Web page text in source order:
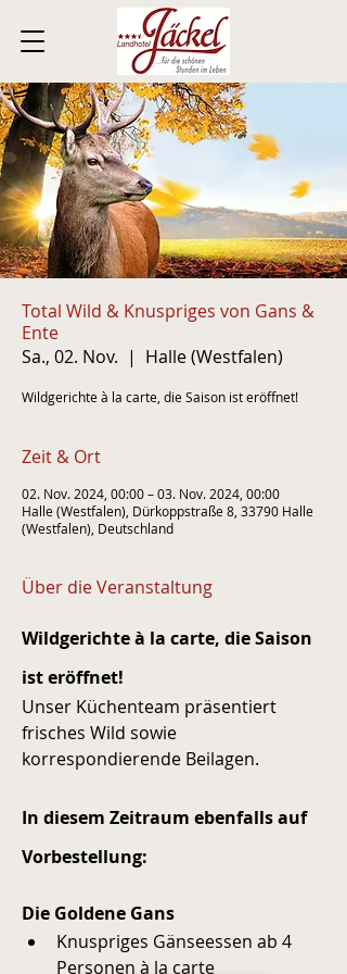
Total Wild & Knuspriges von Gans &
Ente
Sa., 02. Nov.
  |
Halle (Westfalen)
Wildgerichte à la carte, die Saison ist eröffnet!
Zeit & Ort
02. Nov. 2024, 00:00 – 03. Nov. 2024, 00:00
Halle (Westfalen), Dürkoppstraße 8, 33790 Halle
(Westfalen), Deutschland
Über die Veranstaltung
Wildgerichte à la carte, die Saison
ist eröffnet!
Unser Küchenteam präsentiert
frisches Wild sowie
korrespondierende Beilagen.
In diesem Zeitraum ebenfalls auf
Vorbestellung:
Die Goldene Gans
Knuspriges Gänseessen ab 4
Personen à la carte